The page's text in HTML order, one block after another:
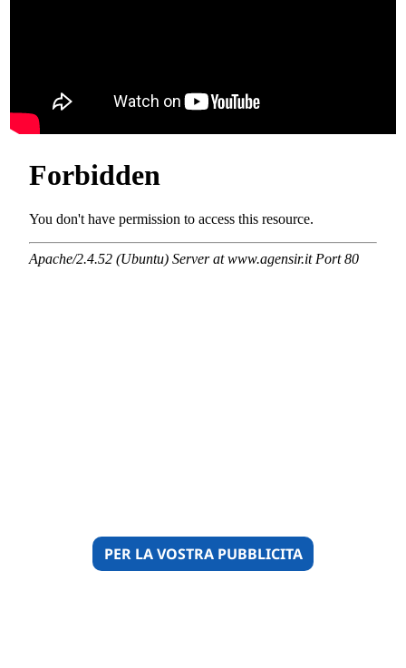
PER LA VOSTRA PUBBLICITA